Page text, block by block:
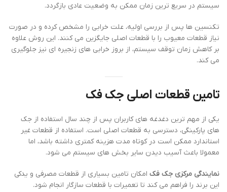
سیستم در سریع ترین زمان ممکن به وضعیت عادی بازگردد.
تکنسین ها پس از بررسی اولیه، علت خرابی را مشخص کرده و در صورت
نیاز قطعات معیوب را با قطعات اصلی جایگزین می کنند. این روش علاوه
بر کاهش زمان توقف سیستم، از بروز خرابی های زنجیره ای نیز جلوگیری
می کند.
تامین قطعات اصلی جک فک
یکی از مهم ترین دغدغه های کاربران پس از چند سال استفاده از جک
های پارکینگی، دسترسی به قطعات اصلی است. استفاده از قطعات غیر
استاندارد ممکن است در کوتاه مدت هزینه کمتری داشته باشد، اما
معمولا باعث آسیب دیدن سایر بخش های سیستم می شود.
نمایندگی مرکزی جک فک امکان تامین بسیاری از قطعات مصرفی و یدکی
این برند را فراهم می کند تا تعمیرات با قطعات سازگار انجام شود.